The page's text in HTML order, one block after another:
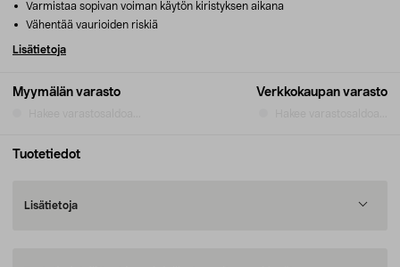
Myymälän varasto Verkkokaupan varasto
Varmistaa sopivan voiman käytön kiristyksen aikana
Vähentää vaurioiden riskiä
Lisätietoja
Tuotetiedot
Lisätietoja